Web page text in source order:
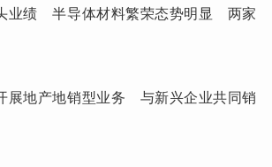
业绩 半导体材料繁荣态势明显 两家
地产地销型业务 与新兴企业共同销